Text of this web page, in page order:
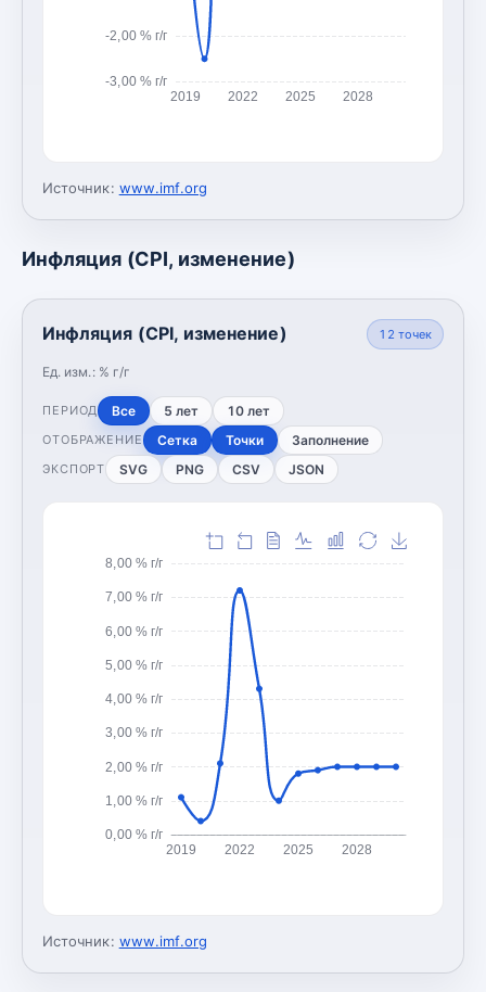
-3,00 % г/г
-2,00 % г/г
2019 2022 2025 2028
Источник: www.imf.org
Инфляция (CPI, изменение)
Инфляция (CPI, изменение)
Ед. изм.: % г/г
12 точек
ПЕРИОД Все 5 лет 10 лет
ОТОБРАЖЕНИЕ Сетка Точки Заполнение
ЭКСПОРТ SVG PNG CSV JSON
0,00 % г/г
1,00 % г/г
2,00 % г/г
3,00 % г/г
4,00 % г/г
5,00 % г/г
6,00 % г/г
7,00 % г/г
8,00 % г/г
2019 2022 2025 2028
Источник: www.imf.org